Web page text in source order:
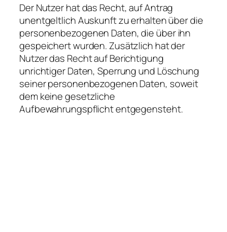
Der Nutzer hat das Recht, auf Antrag
unentgeltlich Auskunft zu erhalten über die
personenbezogenen Daten, die über ihn
gespeichert wurden. Zusätzlich hat der
Nutzer das Recht auf Berichtigung
unrichtiger Daten, Sperrung und Löschung
seiner personenbezogenen Daten, soweit
dem keine gesetzliche
Aufbewahrungspflicht entgegensteht.